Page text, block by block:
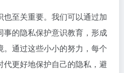
至关重要。我们可以通过加
事的隐私保护意识教育，形成
通过这些小小的努力，每个
代更好地保护自己的隐私，避